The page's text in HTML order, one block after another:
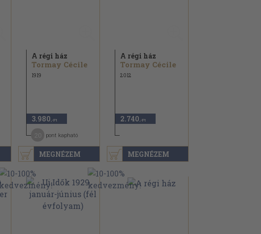
MEGNÉZEM
A régi ház
Tormay Cécile
1919
3.980 ,-Ft
pont kapható
MEGNÉZEM
A régi ház
Tormay Cécile
2012
2.740 ,-Ft